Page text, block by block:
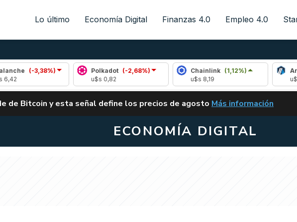
Lo último Economía Digital Finanzas 4.0 Empleo 4.0
3,38%)
Polkadot
(-2,68%)
Chainlink
(1,12%)
Arbitrum
(-
ALERTA
de Bitcoin y esta señal define los precios de agosto VUELVE EL CARRY
Más información
ECONOMÍA DIGITAL